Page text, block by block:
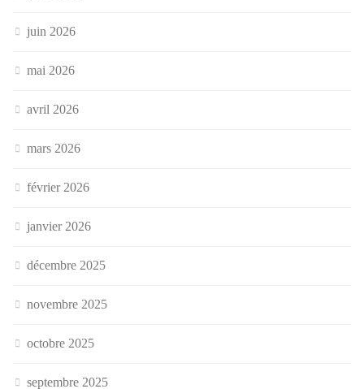
juin 2026
mai 2026
avril 2026
mars 2026
février 2026
janvier 2026
décembre 2025
novembre 2025
octobre 2025
septembre 2025